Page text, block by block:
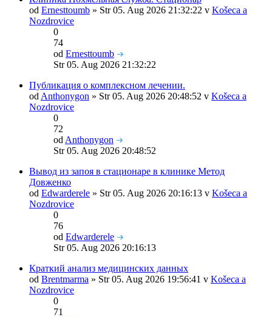
od Ernesttoumb » Str 05. Aug 2026 21:32:22 v Košeca a
Nozdrovice
0
74
od Ernesttoumb
Str 05. Aug 2026 21:32:22
Публикация о комплексном лечении.
od Anthonygon » Str 05. Aug 2026 20:48:52 v Košeca a
Nozdrovice
0
72
od Anthonygon
Str 05. Aug 2026 20:48:52
Вывод из запоя в стационаре в клинике Метод
Довженко
od Edwarderele » Str 05. Aug 2026 20:16:13 v Košeca a
Nozdrovice
0
76
od Edwarderele
Str 05. Aug 2026 20:16:13
Краткий анализ медицинских данных
od Brentmarma » Str 05. Aug 2026 19:56:41 v Košeca a
Nozdrovice
0
71